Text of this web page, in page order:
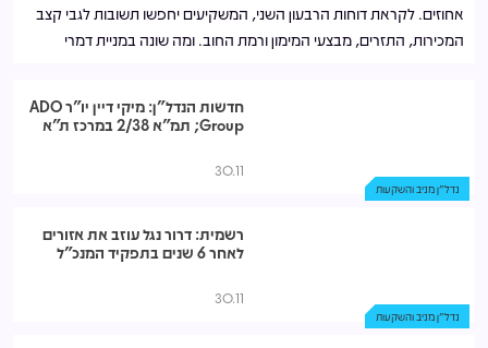
אחוזים. לקראת דוחות הרבעון השני, המשקיעים יחפשו תשובות לגבי קצב
המכירות, התזרים, מבצעי המימון ורמת החוב. ומה שונה במניית דמרי
נדל"ן מניב והשקעות
חדשות הנדל"ן: מיקי דיין יו"ר ADO
Group; תמ"א 2/38 במרכז ת"א
30.11
נדל"ן מניב והשקעות
רשמית: דרור נגל עוזב את אזורים
לאחר 6 שנים בתפקיד המנכ"ל
30.11